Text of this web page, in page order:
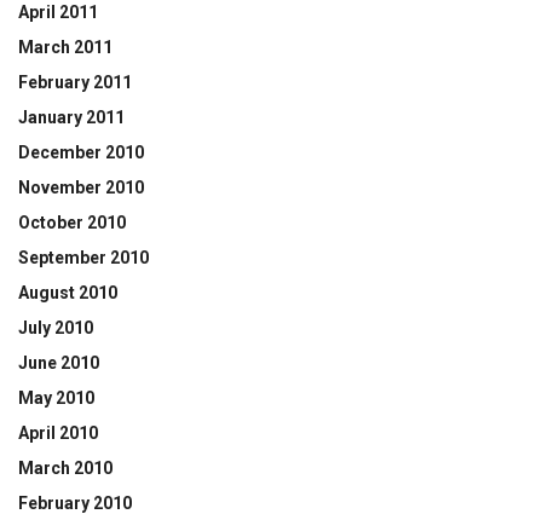
April 2011
March 2011
February 2011
January 2011
December 2010
November 2010
October 2010
September 2010
August 2010
July 2010
June 2010
May 2010
April 2010
March 2010
February 2010